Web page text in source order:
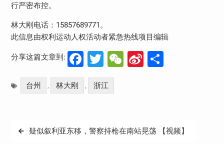
行严密布控。
林大刚电话：15857689771。
此信息由权利运动人权活动者紧急热线项目编辑
分享这篇文章到: Facebook
Twitter
WeChat
Sina分
台州 , 林大刚 , 浙江
文
疑似叙利亚东移，警察持枪在南站晃荡 【视频】